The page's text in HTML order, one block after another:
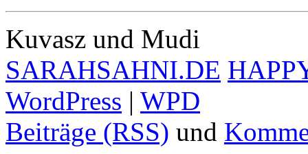
Kuvasz und Mudi
SARAHSAHNI.DE
WordPress | WPD
Beiträge (RSS) und